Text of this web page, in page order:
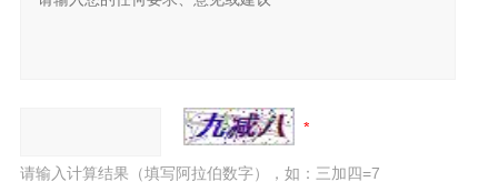
请输入计算结果（填写阿拉伯数字），如：三加四=7